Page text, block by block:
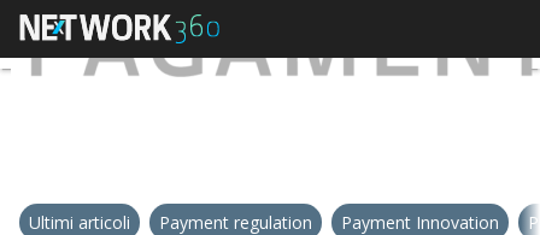
Ultimi articoli Payment regulation Payment Innovation